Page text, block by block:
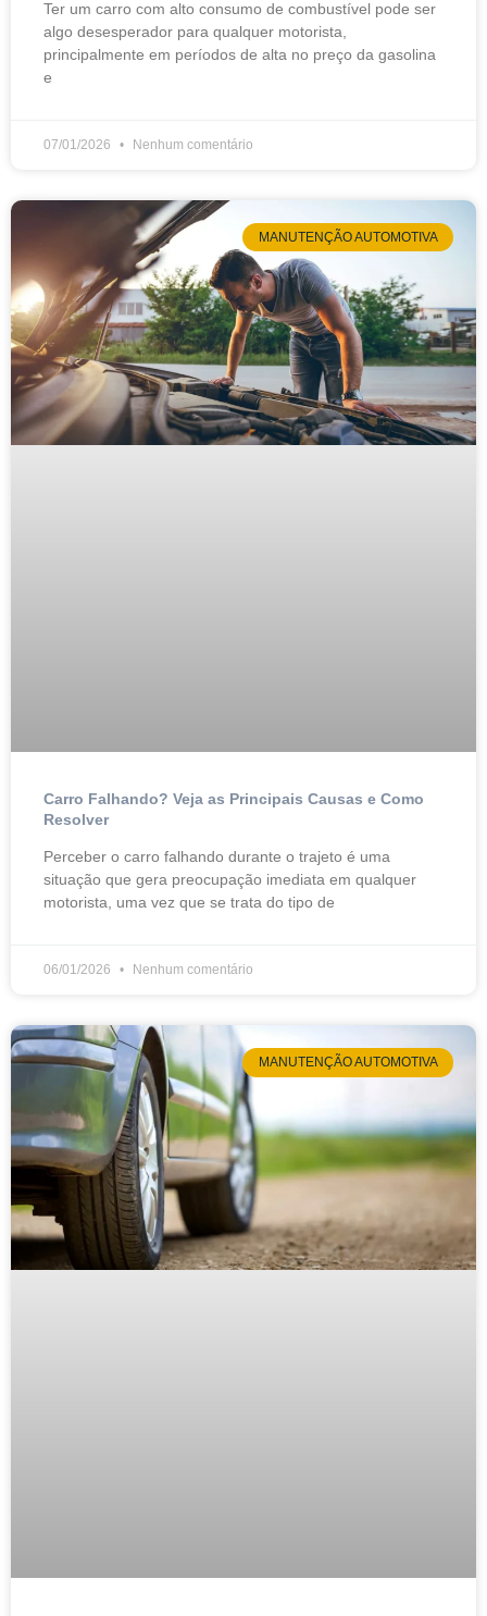
Ter um carro com alto consumo de combustível pode ser
algo desesperador para qualquer motorista,
principalmente em períodos de alta no preço da gasolina
e
07/01/2026 Nenhum comentário
MANUTENÇÃO AUTOMOTIVA
Carro Falhando? Veja as Principais Causas e Como
Resolver
Perceber o carro falhando durante o trajeto é uma
situação que gera preocupação imediata em qualquer
motorista, uma vez que se trata do tipo de
06/01/2026 Nenhum comentário
MANUTENÇÃO AUTOMOTIVA